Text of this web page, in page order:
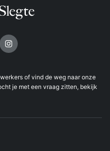
of vind de weg naar onze
je met een vraag zitten, bekijk